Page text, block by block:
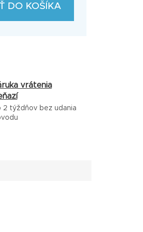
DO KOŠÍKA
vrátenia
2 týždňov bez udania